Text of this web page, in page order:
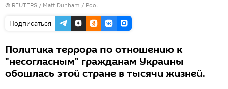
© REUTERS / Matt Dunham / Pool
Подписаться
Политика террора по отношению к
"несогласным" гражданам Украины
обошлась этой стране в тысячи жизней.